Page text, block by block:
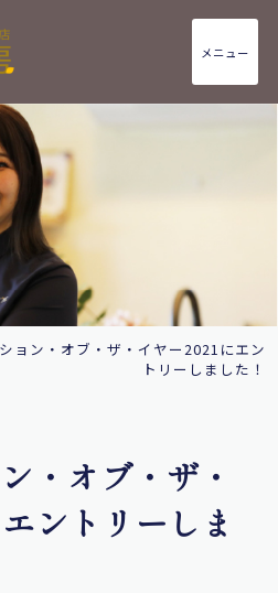
メニュー
ョン・オブ・ザ・イヤー2021にエン
トリーしました！
・オブ・ザ・
ントリーしま